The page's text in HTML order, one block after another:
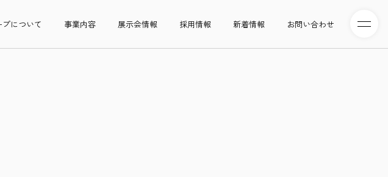
について 事業内容 展示会情報 採用情報 新着情報 お問い合わせ